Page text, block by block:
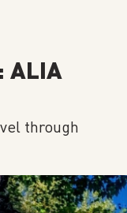
ALIA
through